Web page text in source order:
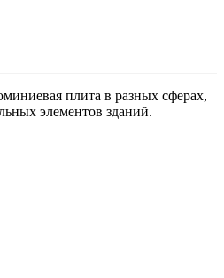
плита в разных сферах,
элементов зданий.